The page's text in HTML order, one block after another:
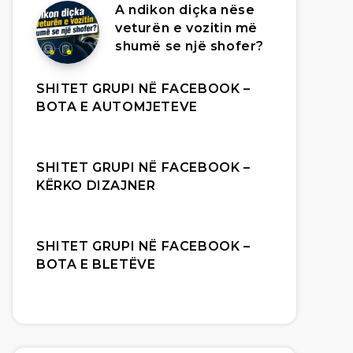
A ndikon diçka nëse
veturën e vozitin më
shumë se një shofer?
SHITET GRUPI NË FACEBOOK –
BOTA E AUTOMJETEVE
SHITET GRUPI NË FACEBOOK –
KËRKO DIZAJNER
SHITET GRUPI NË FACEBOOK –
BOTA E BLETËVE